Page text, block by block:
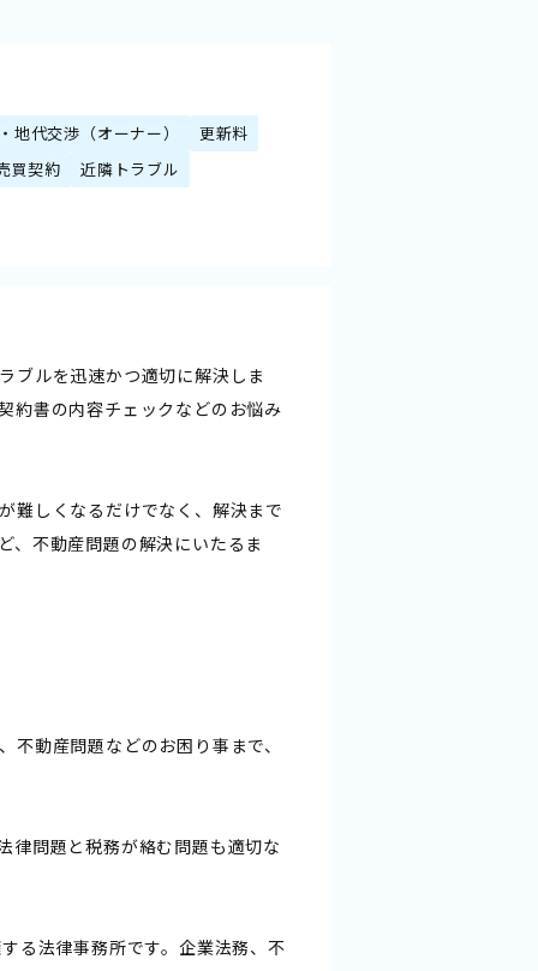
地代交渉（オーナー）
更新料
買契約
近隣トラブル
ブルを迅速かつ適切に解決しま
約書の内容チェックなどのお悩み
難しくなるだけでなく、解決まで
、不動産問題の解決にいたるま
動産問題などのお困り事まで、
律問題と税務が絡む問題も適切な
る法律事務所です。企業法務、不